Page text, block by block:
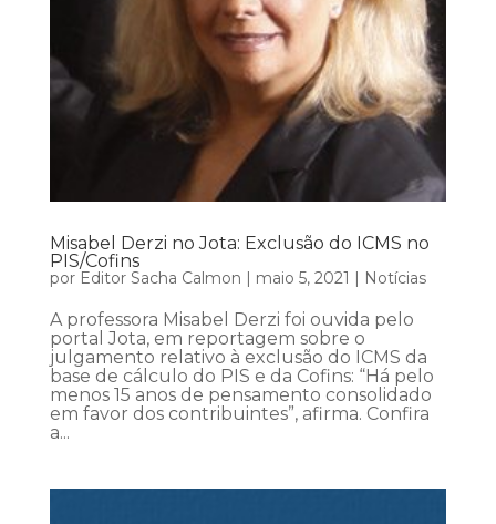
Misabel Derzi no Jota: Exclusão do ICMS no
PIS/Cofins
por Editor Sacha Calmon | maio 5, 2021 | Notícias
A professora Misabel Derzi foi ouvida pelo
portal Jota, em reportagem sobre o
julgamento relativo à exclusão do ICMS da
base de cálculo do PIS e da Cofins: “Há pelo
menos 15 anos de pensamento consolidado
em favor dos contribuintes”, afirma. Confira
a...